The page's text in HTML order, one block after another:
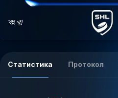
Статистика Протокол